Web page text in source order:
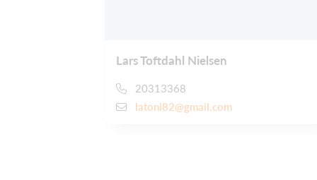
Lars Toftdahl Nielsen
20313368
latoni82@gmail.com